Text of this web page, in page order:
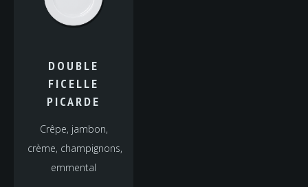
DOUBLE
FICELLE
PICARDE
Crêpe, jambon,
crème, champignons,
emmental